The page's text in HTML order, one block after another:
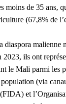
moins de 35 ans,
(67,8% de
diaspora
2023, ils ont
le Mali parmi les
(via
et